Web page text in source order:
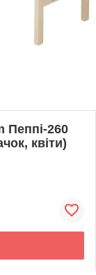
Пеппі-260
квіти)